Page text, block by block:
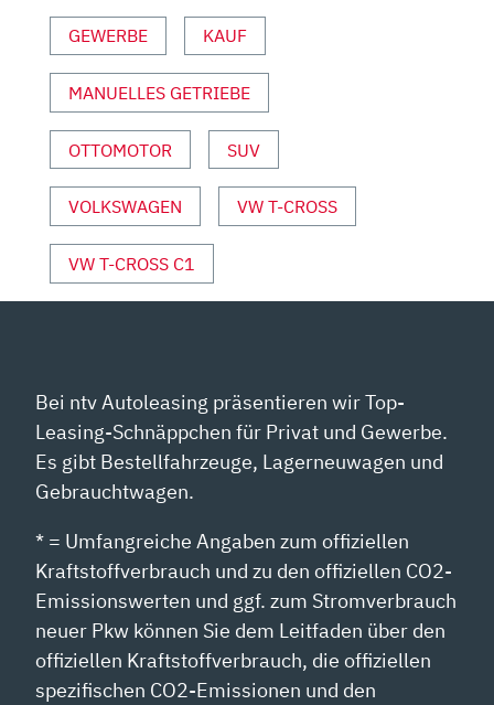
MOTOR
UND
VON
YOUTUBE
ANZEIGEN
GEWERBE KAUF
MANUELLES GETRIEBE
OTTOMOTOR SUV
VOLKSWAGEN VW T-CROSS
VW T-CROSS C1
Bei ntv Autoleasing präsentieren wir Top-
Leasing-Schnäppchen für Privat und Gewerbe.
Es gibt Bestellfahrzeuge, Lagerneuwagen und
Gebrauchtwagen.
* = Umfangreiche Angaben zum offiziellen
Kraftstoffverbrauch und zu den offiziellen CO2-
Emissionswerten und ggf. zum Stromverbrauch
neuer Pkw können Sie dem Leitfaden über den
offiziellen Kraftstoffverbrauch, die offiziellen
spezifischen CO2-Emissionen und den